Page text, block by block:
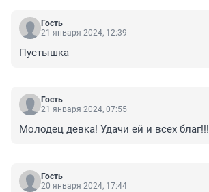
Гость
21 января 2024, 12:39
Пустышка
Гость
21 января 2024, 07:55
Молодец девка! Удачи ей и всех благ!!!
Гость
20 января 2024, 17:44